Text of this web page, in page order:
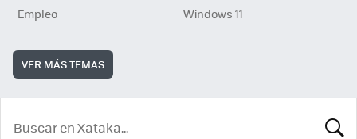
Empleo
Windows 11
VER MÁS TEMAS